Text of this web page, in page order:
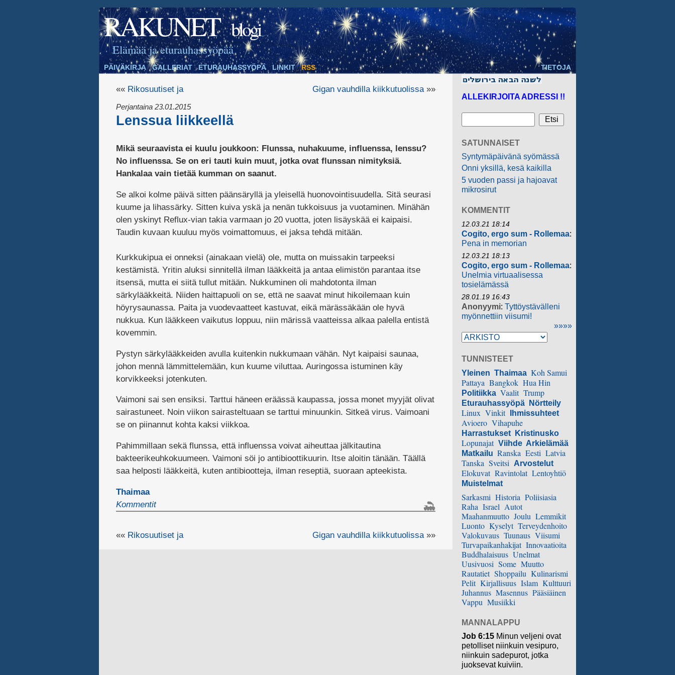
RAKUNET blogi
Elämää ja eturauhassyöpää
PÄIVÄKIRJA GALLERIAT ETURAUHASSYÖPÄ LINKIT RSS TIETOJA
«« Rikosuutiset ja Gigan vauhdilla kiikkutuolissa»»
Perjantaina 23.01.2015
Lenssua liikkeellä
Mikä seuraavista ei kuulu joukkoon: Flunssa, nuhakuume, influenssa, lenssu?
No influenssa. Se on eri tauti kuin muut, jotka ovat flunssan nimityksiä.
Hankalaa vain tietää kumman on saanut.
Se alkoi kolme päivä sitten päänsäryllä ja yleisellä huonovointisuudella. Sitä seurasi
kuume ja lihassärky. Sitten kuiva yskä ja nenän tukkoisuus ja vuotaminen. Minähän
olen yskinyt Reflux-vian takia varmaan jo 20 vuotta, joten lisäyskää ei kaipaisi.
Taudin kuvaan kuuluu myös voimattomuus, ei jaksa tehdä mitään.
Kurkkukipua ei onneksi (ainakaan vielä) ole, mutta on muissakin tarpeeksi
kestämistä. Yritin aluksi sinnitellä ilman lääkkeitä ja antaa elimistön parantaa itse
itsensä, mutta ei siitä tullut mitään. Nukkuminen oli mahdotonta ilman
särkylääkkeitä. Niiden haittapuoli on se, että ne saavat minut hikoilemaan kuin
höyrysaunassa. Paita ja vuodevaatteet kastuvat, eikä märässäkään ole hyvä
nukkua. Kun lääkkeen vaikutus loppuu, niin märissä vaatteissa alkaa palella entistä
kovemmin.
Pystyn särkylääkkeiden avulla kuitenkin nukkumaan vähän. Nyt kaipaisi saunaa,
johon mennä lämmittelemään, kun kuume viluttaa. Auringossa istuminen käy
korvikkeeksi jotenkuten.
Vaimoni sai sen ensiksi. Tarttui häneen eräässä kaupassa, jossa monet myyjät olivat
sairastuneet. Noin viikon sairasteltuaan se tarttui minuunkin. Sitkeä virus. Vaimoani
se on piinannut kohta kaksi viikkoa.
Pahimmillaan sekä flunssa, että influenssa voivat aiheuttaa jälkitautina
bakteerikeuhkokuumeen. Vaimoni söi jo antibioottikuurin. Itse aloitin tänään. Täällä
saa helposti lääkkeitä, kuten antibiootteja, ilman reseptiä, suoraan apteekista.
Thaimaa
Kommentit
«« Rikosuutiset ja Gigan vauhdilla kiikkutuolissa»»
ALLEKIRJOITA ADRESSI !!
SATUNNAISET
Syntymäpäivänä syömässä
Onni yksillä, kesä kaikilla
5 vuoden passi ja hajoavat
mikrosirut
KOMMENTIT
12.03.21 18:14
Cogito, ergo sum - Rollemaa:
Pena in memorian
12.03.21 18:13
Cogito, ergo sum - Rollemaa:
Unelmia virtuaalisessa
tosielämässä
28.01.19 16:43
Anonyymi: Tyttöystävälleni
myönnettiin viisumi!
»»»»
TUNNISTEET
Yleinen Thaimaa Koh Samui
Pattaya Bangkok Hua Hin
Politiikka Vaalit Trump
Eturauhassyöpä Nörtteily
Linux Vinkit Ihmissuhteet
Avioero Vihapuhe
Harrastukset Kristinusko
Lopunajat Viihde Arkielämää
Matkailu Ranska Eesti Latvia
Tanska Sveitsi Arvostelut
Elokuvat Ravintolat Lentoyhtiö
Muistelmat
Sarkasmi Historia Poliisiasia
Raha Israel Autot
Maahanmuutto Joulu Lemmikit
Luonto Kyselyt Terveydenhoito
Valokuvaus Tuunaus Viisumi
Turvapaikanhakijat Innovaatioita
Buddhalaisuus Unelmat
Uusivuosi Some Muutto
Rautatiet Shoppailu Kulinarismi
Pelit Kirjallisuus Islam Kulttuuri
Juhannus Masennus Pääsiäinen
Vappu Musiikki
MANNALAPPU
Job 6:15 Minun veljeni ovat
petolliset niinkuin vesipuro,
niinkuin sadepurot, jotka
juoksevat kuiviin.